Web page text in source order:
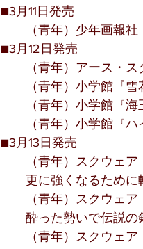
■3月11日発売
（青年）少年画報社
■3月12日発売
（青年）アース・スタ
（青年）小学館『雪
（青年）小学館『海
（青年）小学館『ハ
■3月13日発売
（青年）スクウェア
更に強くなるために転
（青年）スクウェア・
酔った勢いで伝説の
（青年）スクウェア